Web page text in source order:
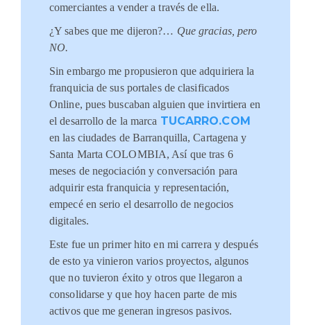
comerciantes a vender a través de ella.
¿Y sabes que me dijeron?… Que gracias, pero
NO.
Sin embargo me propusieron que adquiriera la
franquicia de sus portales de clasificados
Online, pues buscaban alguien que invirtiera en
el desarrollo de la marca TUCARRO.COM
en las ciudades de Barranquilla, Cartagena y
Santa Marta COLOMBIA, Así que tras 6
meses de negociación y conversación para
adquirir esta franquicia y representación,
empecé en serio el desarrollo de negocios
digitales.
Este fue un primer hito en mi carrera y después
de esto ya vinieron varios proyectos, algunos
que no tuvieron éxito y otros que llegaron a
consolidarse y que hoy hacen parte de mis
activos que me generan ingresos pasivos.